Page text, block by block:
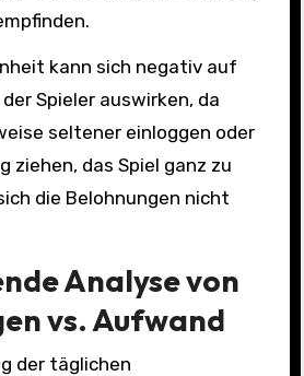
kann sich negativ auf
Spieler auswirken, da
seltener einloggen oder
ziehen, das Spiel ganz zu
die Belohnungen nicht
Analyse von
vs. Aufwand
der täglichen